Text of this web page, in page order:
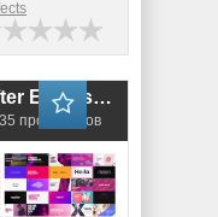
VideoHivePack - 714 (After Effects Projects Pack)
просмотров